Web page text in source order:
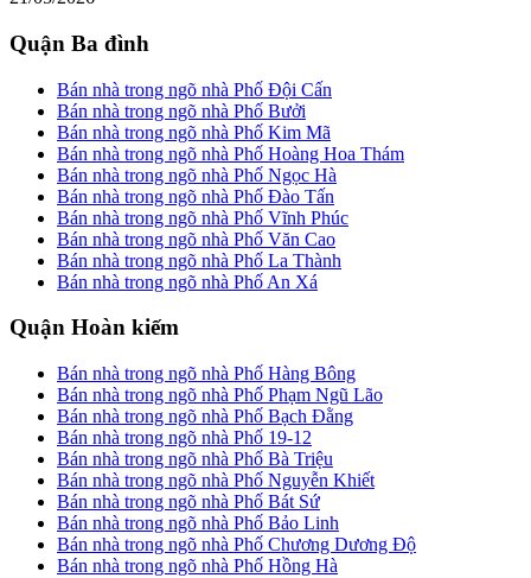
Quận Ba đình
Bán nhà trong ngõ nhà Phố Đội Cấn
Bán nhà trong ngõ nhà Phố Bưởi
Bán nhà trong ngõ nhà Phố Kim Mã
Bán nhà trong ngõ nhà Phố Hoàng Hoa Thám
Bán nhà trong ngõ nhà Phố Ngọc Hà
Bán nhà trong ngõ nhà Phố Đào Tấn
Bán nhà trong ngõ nhà Phố Vĩnh Phúc
Bán nhà trong ngõ nhà Phố Văn Cao
Bán nhà trong ngõ nhà Phố La Thành
Bán nhà trong ngõ nhà Phố An Xá
Quận Hoàn kiếm
Bán nhà trong ngõ nhà Phố Hàng Bông
Bán nhà trong ngõ nhà Phố Phạm Ngũ Lão
Bán nhà trong ngõ nhà Phố Bạch Đằng
Bán nhà trong ngõ nhà Phố 19-12
Bán nhà trong ngõ nhà Phố Bà Triệu
Bán nhà trong ngõ nhà Phố Nguyễn Khiết
Bán nhà trong ngõ nhà Phố Bát Sứ
Bán nhà trong ngõ nhà Phố Bảo Linh
Bán nhà trong ngõ nhà Phố Chương Dương Độ
Bán nhà trong ngõ nhà Phố Hồng Hà